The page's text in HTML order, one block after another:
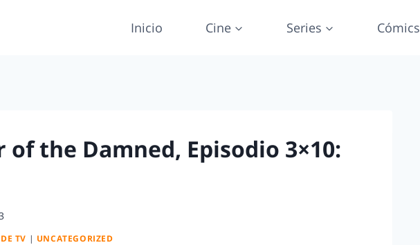
Inicio Cine Series Cómics
of the Damned, Episodio 3×10:
TV | UNCATEGORIZED